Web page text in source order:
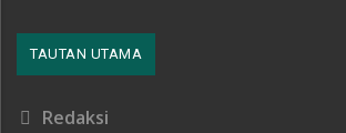
TAUTAN UTAMA
Redaksi